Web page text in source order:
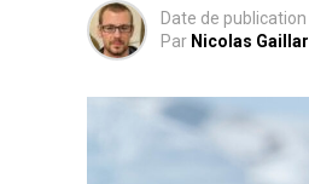
Date de publication
Par Nicolas